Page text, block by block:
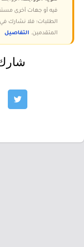
فيه أو جهات أخرى
الطلبات؛ فلا نشارك في
المتقدمين. التفاصيل